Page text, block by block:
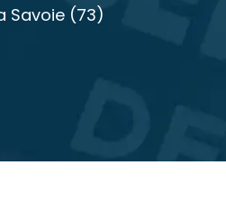
Savoie (73)